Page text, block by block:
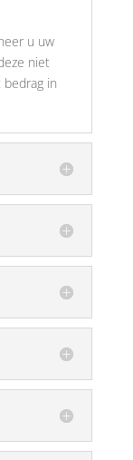
u uw
niet
in